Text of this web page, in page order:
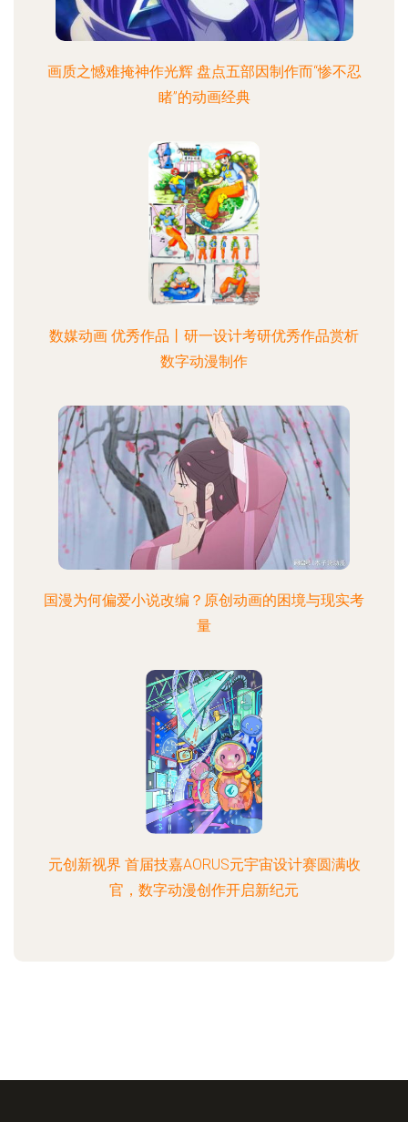
画质之憾难掩神作光辉 盘点五部因制作而“惨不忍
睹”的动画经典
数媒动画 优秀作品丨研一设计考研优秀作品赏析
数字动漫制作
国漫为何偏爱小说改编？原创动画的困境与现实考
量
元创新视界 首届技嘉AORUS元宇宙设计赛圆满收
官，数字动漫创作开启新纪元